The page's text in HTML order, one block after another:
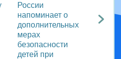
России
напоминает о
дополнительных
мерах
безопасности
детей при